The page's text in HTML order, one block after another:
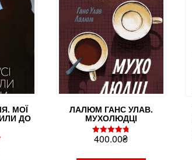
МОЇ
ДО
ЛАЛЮМ ГАНС УЛАВ.
МУХОЛЮДЦІ
Оцінено в
400.00₴